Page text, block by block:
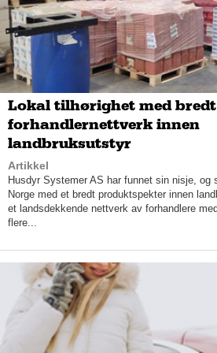
– Det gjelder å være på! Nettbutikkene
mer tilstede. Vi må være på hugget hele
annerledes enn andre, for vi fokuserer
på service og kvalitet.
– Hva vil dere gjøre for å trekke
netthandelen?
– Vi lytter alltid til kunden. Vi må jo bare
ha de mest holdbare trendene, fastslår
Lokal tilhørighet med bredt
forhandlernettverk innen
landbruksutstyr
Artikkel
Husdyr Systemer AS har funnet sin nisje, og
Norge med et bredt produktspekter innen
et landsdekkende nettverk av forhandlere
flere...